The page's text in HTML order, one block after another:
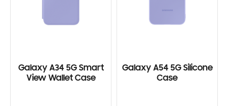
Galaxy A34 5G Smart
View Wallet Case
Galaxy A54 5G Silicone
Case